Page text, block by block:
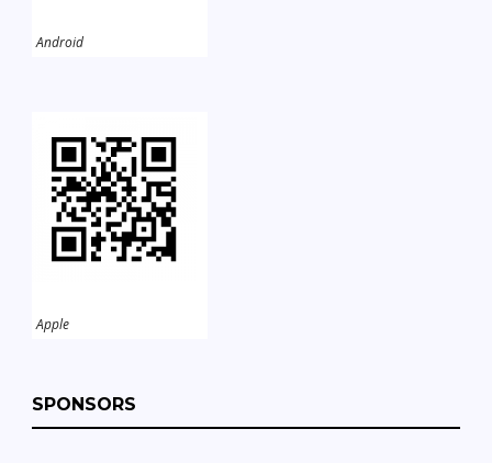
Android
Apple
SPONSORS